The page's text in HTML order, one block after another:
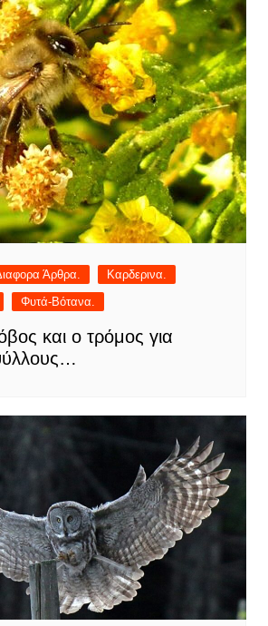
Άρθρα.
Καρδερινα.
Φυτά-Βότανα.
και ο τρόμος για